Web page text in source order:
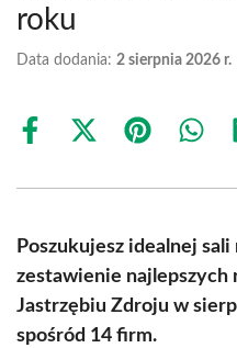
roku
Data dodania: 2 sierpnia 2026 r.
Share
Share
(Twitter)
Share Share
Poszukujesz idealnej
zestawienie
Jastrzębiu Zdroju w
spośród 14 firm.